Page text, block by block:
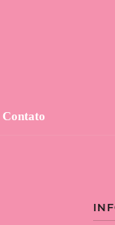
Contato